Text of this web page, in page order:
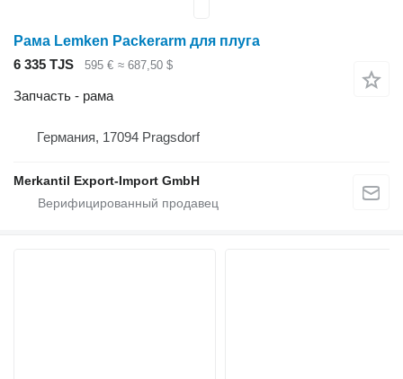
Рама Lemken Packerarm для плуга
6 335 TJS
595 € ≈ 687,50 $
Запчасть - рама
Германия, 17094 Pragsdorf
Merkantil Export-Import GmbH